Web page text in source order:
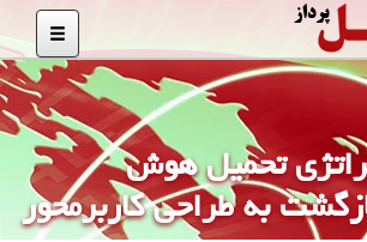
تحمیل هوش
به طراحی کاربرمحور